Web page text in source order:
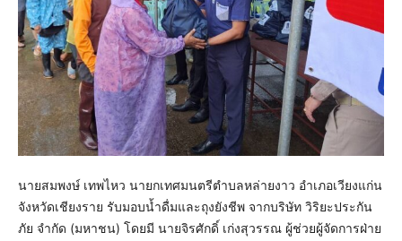
นายสมพงษ์ เทพไหว นายกเทศมนตรีตําบลหล่ายงาว อำเภอเวียงแก่น
จังหวัดเชียงราย รับมอบน้ำดื่มและถุงยังชีพ จากบริษัท วิริยะประกัน
ภัย จำกัด (มหาชน) โดยมี นายจิรศักดิ์ เก่งสุวรรณ ผู้ช่วยผู้จัดการฝ่าย